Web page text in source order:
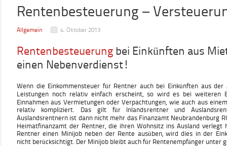
Rentenbesteuerung –
Allgemein 4. Oktober 2013
Rentenbesteuerung bei Einkünften aus
einen Nebenverdienst!
Wenn die Einkommensteuer für Rentner auch bei Einkünften aus
Leistungen noch relativ einfach erscheint, so wird es bei weiteren
Einnahmen aus Vermietungen oder Verpachtungen, wie auch aus
relativ kompliziert. Das gilt für Inlandsrentner und
Auslandsrentnern ist dann nicht mehr das Finanzamt Neubrandenburg
Heimatfinanzamt der Rentner, die ihren Wohnsitz ins Ausland verlegt
Rentner einen Minijob neben der Rente ausüben, wird dies in der
nicht berücksichtigt. Der Minijob bleibt auch für Rentenempfänger unter